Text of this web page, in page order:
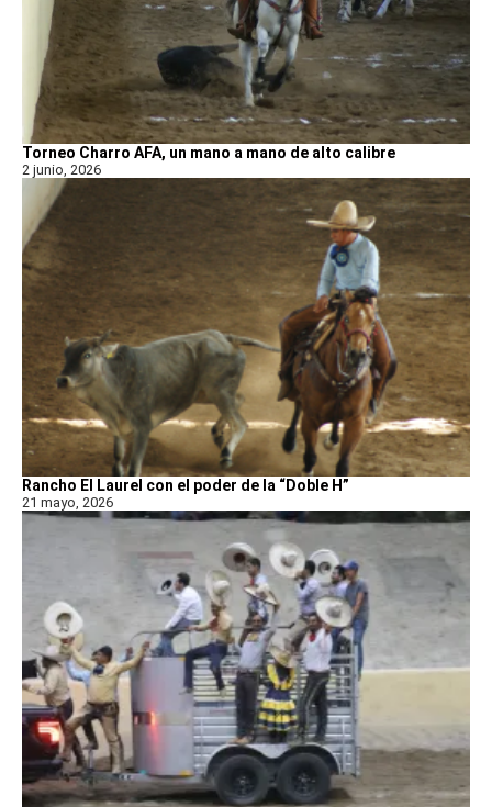
Torneo Charro AFA, un mano a mano de alto calibre
2 junio, 2026
Rancho El Laurel con el poder de la “Doble H”
21 mayo, 2026